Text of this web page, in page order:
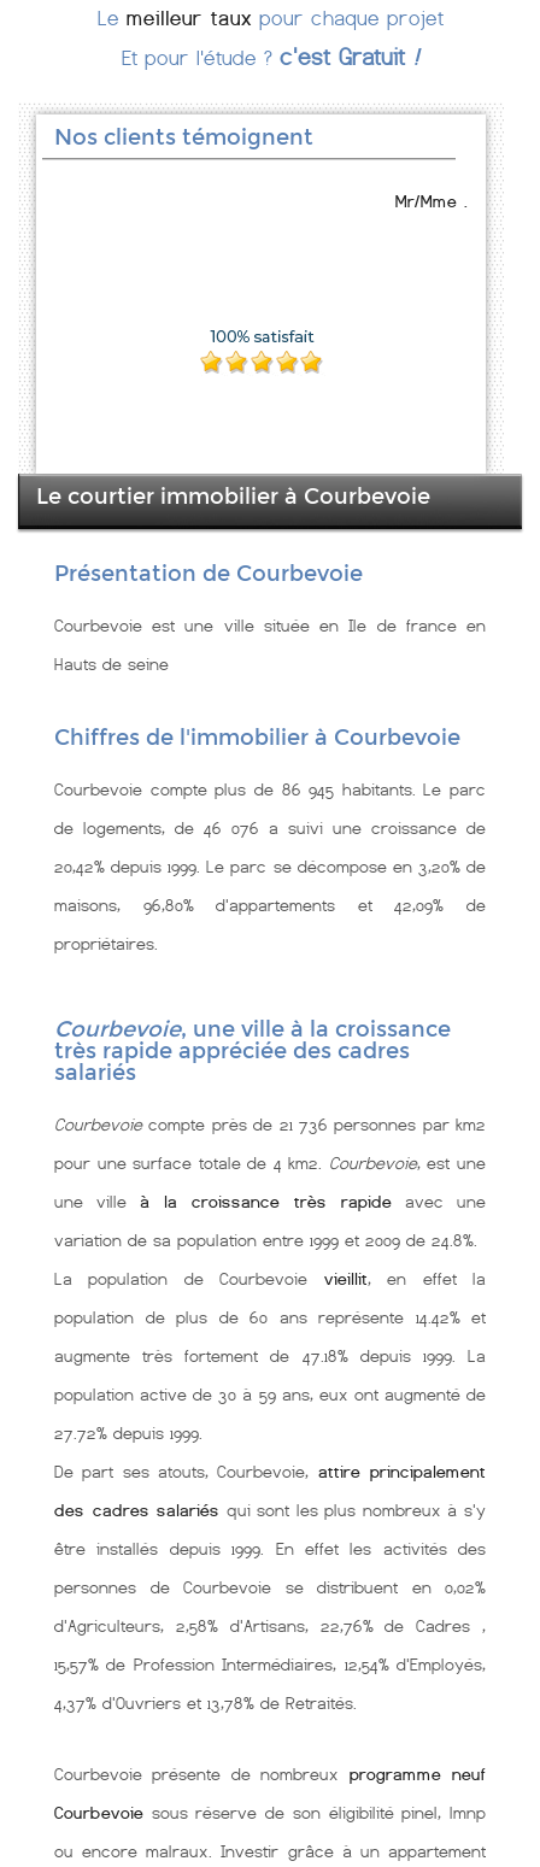
Le meilleur taux pour chaque projet
Et pour l'étude ? c'est Gratuit !
Nos clients témoignent
Mr/Mme .
Le courtier immobilier à Courbevoie
Présentation de Courbevoie
Courbevoie est une ville située en Ile de france en
Hauts de seine
Chiffres de l'immobilier à Courbevoie
Courbevoie compte plus de 86 945 habitants. Le parc
de logements, de 46 076 a suivi une croissance de
20,42% depuis 1999. Le parc se décompose en 3,20% de
maisons, 96,80% d'appartements et 42,09% de
propriétaires.
Courbevoie, une ville à la croissance
très rapide appréciée des cadres
salariés
Courbevoiecompte près de 21 736 personnes par km2
pour une surface totale de 4 km2. Courbevoie, est une
une ville à la croissance très rapide avec une
variation de sa population entre 1999 et 2009 de 24.8%.
La population de Courbevoievieillit, en effet la
population de plus de 60 ans représente 14.42% et
augmente très fortement de 47.18% depuis 1999. La
population active de 30 à 59 ans, eux ont augmenté de
27.72% depuis 1999.
De part ses atouts, Courbevoie, attire principalement
des cadres salariés qui sont les plus nombreux à s'y
être installés depuis 1999. En effet les activités des
personnes de Courbevoie se distribuent en 0,02%
d'Agriculteurs, 2,58% d'Artisans, 22,76% de Cadres ,
15,57% de Profession Intermédiaires, 12,54% d'Employés,
4,37% d'Ouvriers et 13,78% de Retraités.
Courbevoie présente de nombreux programme neuf
Courbevoie sous réserve de son éligibilité pinel, lmnp
ou encore malraux. Investir grâce à un appartement